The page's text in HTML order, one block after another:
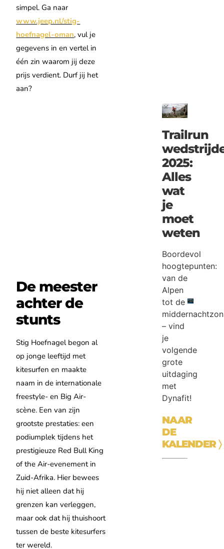
simpel. Ga naar
www.jeep.nl/stig-
hoefnagel-oman, vul je
gegevens in en vertel in
één zin waarom jij deze
prijs verdient. Durf jij het
aan?
De meester
achter de
stunts
Stig Hoefnagel begon al
op jonge leeftijd met
kitesurfen en maakte
naam in de internationale
freestyle- en Big Air-
scène. Een van zijn
grootste prestaties: een
podiumplek tijdens het
prestigieuze Red Bull King
of the Air-evenement in
Zuid-Afrika. Hier bewees
hij niet alleen dat hij
grenzen kan verleggen,
maar ook dat hij thuishoort
tussen de beste kitesurfers
ter wereld.
Trailrun
2025:
Alles
wat
je
moet
weten
Boordevol
hoogtepunten:
van de
Alpen
tot de
middernachtzon
– vind
je
volgende
grote
uitdaging
met
Dynafit!
NAAR
DE
KALENDER〉